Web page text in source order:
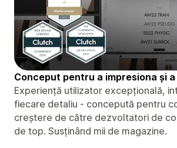
Conceput pentru a impresiona și
Experiență utilizator excepțională,
fiecare detaliu - concepută pentru
creștere de către dezvoltatori de
de top. Susținând mii de magazine.